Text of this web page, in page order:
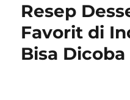
Resep
Favorit di
Bisa